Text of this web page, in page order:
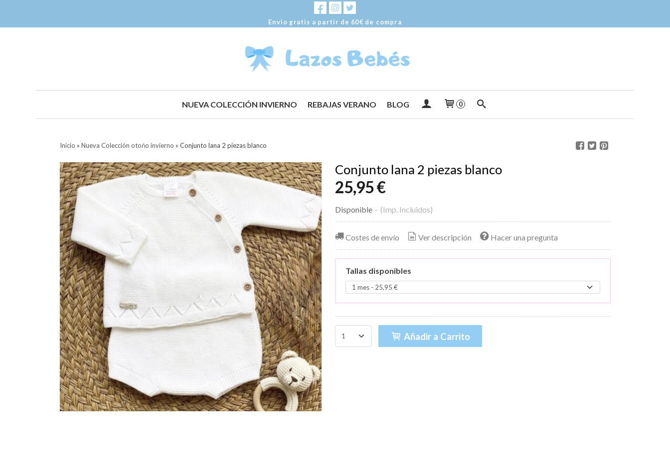
Envio gratis a partir de 60€ de compra
NUEVA COLECCIÓN INVIERNO REBAJAS VERANO BLOG 0
Inicio » Nueva Colección otońo invierno » Conjunto lana 2 piezas blanco
Conjunto lana 2 piezas blanco
25,95 €
Disponible - (Imp. Incluidos)
Costes de envío Ver descripción Hacer una pregunta
Tallas disponibles
Añadir a Carrito